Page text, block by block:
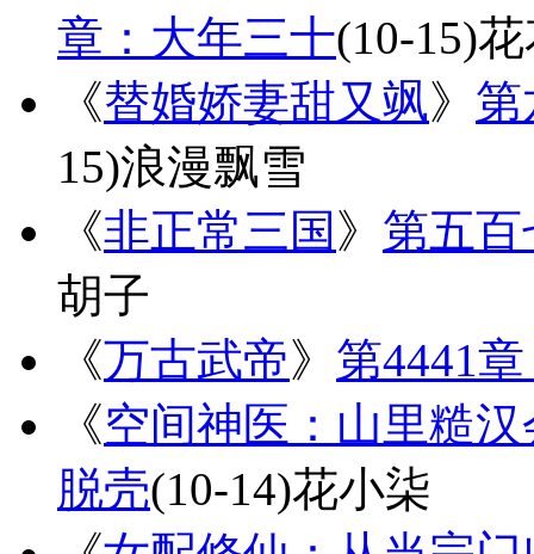
章：大年三十(10-15)
《替婚娇妻甜又飒》 第
15)浪漫飘雪
《非正常三国 》 第五
胡子
《万古武帝》 第4441
《空间神医：山里糙
脱壳(10-14)花小柒